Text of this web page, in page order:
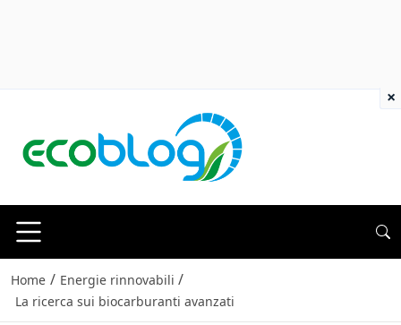
Home / Energie rinnovabili /
La ricerca sui biocarburanti avanzati
×